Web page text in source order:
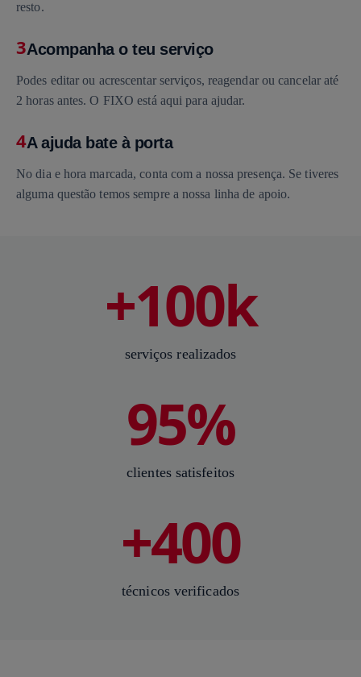
resto.
3Acompanha o teu serviço
Podes editar ou acrescentar serviços, reagendar ou cancelar até
2 horas antes. O FIXO está aqui para ajudar.
4A ajuda bate à porta
No dia e hora marcada, conta com a nossa presença. Se tiveres
alguma questão temos sempre a nossa linha de apoio.
+100k
serviços realizados
95%
clientes satisfeitos
+400
técnicos verificados